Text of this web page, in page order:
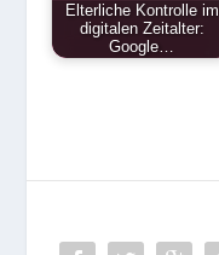
Elterliche Kontrolle im
digitalen Zeitalter:
Google…